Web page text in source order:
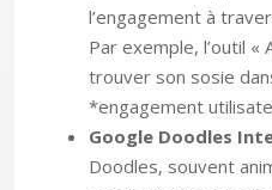
l’engagement à
Par exemple, l’outil
trouver son sosie
*engagement
Google Doodles
Doodles, souvent